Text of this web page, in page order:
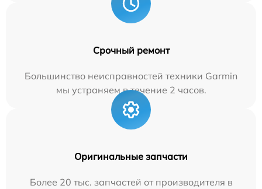
Срочный ремонт
Большинство неисправностей техники Garmin
мы устраняем в течение 2 часов.
Оригинальные запчасти
Более 20 тыс. запчастей от производителя в